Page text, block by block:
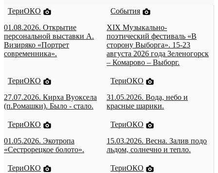
ТериОКО
01.08.2026. Открытие
персональной выставки А.
Визиряко «Портрет
современника».
События
XIX Музыкально-
поэтический фестиваль «В
сторону Выборга». 15-23
августа 2026 года Зеленогорск
– Комарово – Выборг.
ТериОКО
27.07.2026. Кирха Вуоксела
(п.Ромашки). Было - стало.
ТериОКО
31.05.2026. Вода, небо и
красные шарики.
ТериОКО
01.05.2026. Экотропа
«Сестрорецкое болото».
ТериОКО
15.03.2026. Весна. Залив подо
льдом, солнечно и тепло.
ТериОКО
ТериОКО